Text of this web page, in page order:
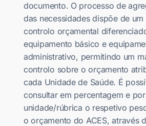
documento. O processo de
das necessidades dispõe de um
controlo orçamental
equipamento básico e
administrativo, permitindo um
controlo sobre o orçamento
cada Unidade de Saúde. É
consultar em percentagem e por
unidade/rúbrica o respetivo
o orçamento do ACES, através